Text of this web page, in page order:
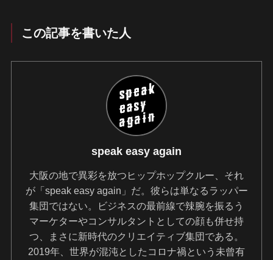
この記事を書いた人
speak easy again
大阪の地で異彩を放つヒップホップクルー、それ
が「speak easy again」だ。彼らは単なるラッパー
集団ではない。ビジネスの最前線で辣腕を振るう
マーケターやコンサルタントとしての顔も併せ持
つ、まさに新時代のクリエイティブ集団である。
2019年、世界が混沌としたコロナ禍という未曾有